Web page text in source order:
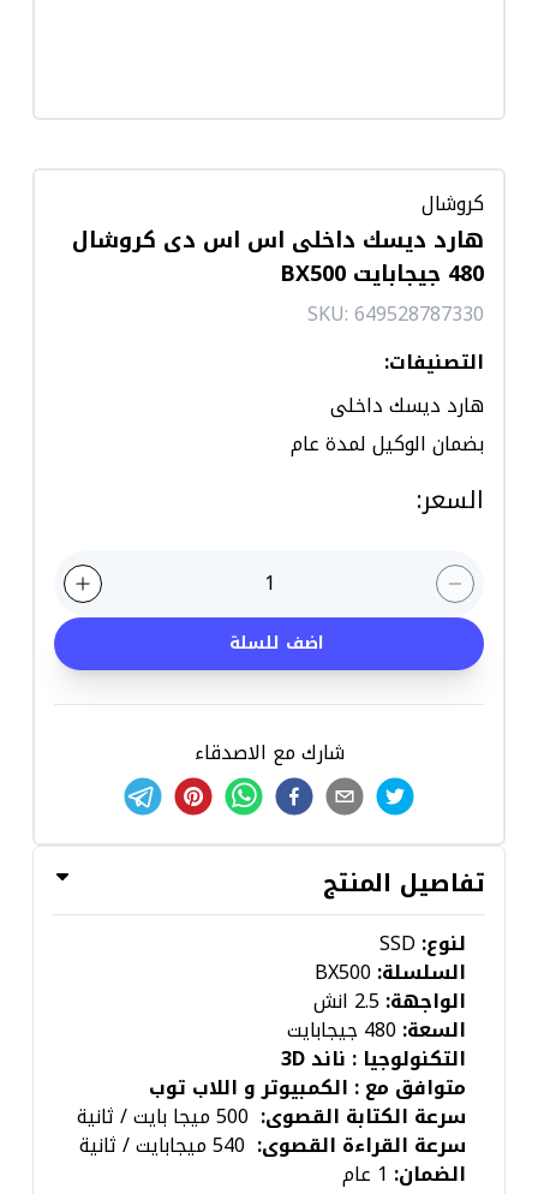
كروشال
هارد ديسك داخلى اس اس دى كروشال
480 جيجابايت BX500
SKU:649528787330
التصنيفات:
هارد ديسك داخلى
بضمان الوكيل لمدة عام
السعر:
1
اضف للسلة
شارك مع الاصدقاء
تفاصيل المنتج
لنوع:
السلسلة:BX500
الواجهة:2.5 انش
السعة:480 جيجابايت
التكنولوجيا : ناند 3D
متوافق مع : الكمبيوتر و اللاب توب
سرعة الكتابة القصوى: 500 ميجا بايت / ثانية
سرعة القراءة القصوى: 540 ميجابايت / ثانية
الضمان: